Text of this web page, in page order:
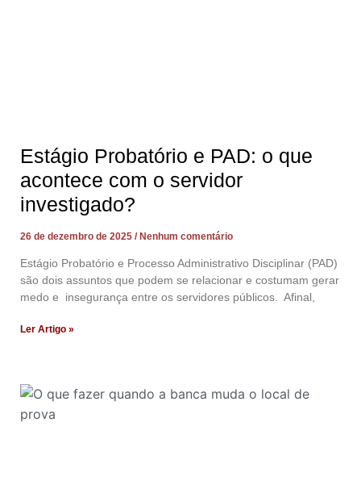
Estágio Probatório e PAD: o que
acontece com o servidor
investigado?
26 de dezembro de 2025 Nenhum comentário
Estágio Probatório e Processo Administrativo Disciplinar (PAD)
são dois assuntos que podem se relacionar e costumam gerar
medo e insegurança entre os servidores públicos. Afinal,
Ler Artigo »